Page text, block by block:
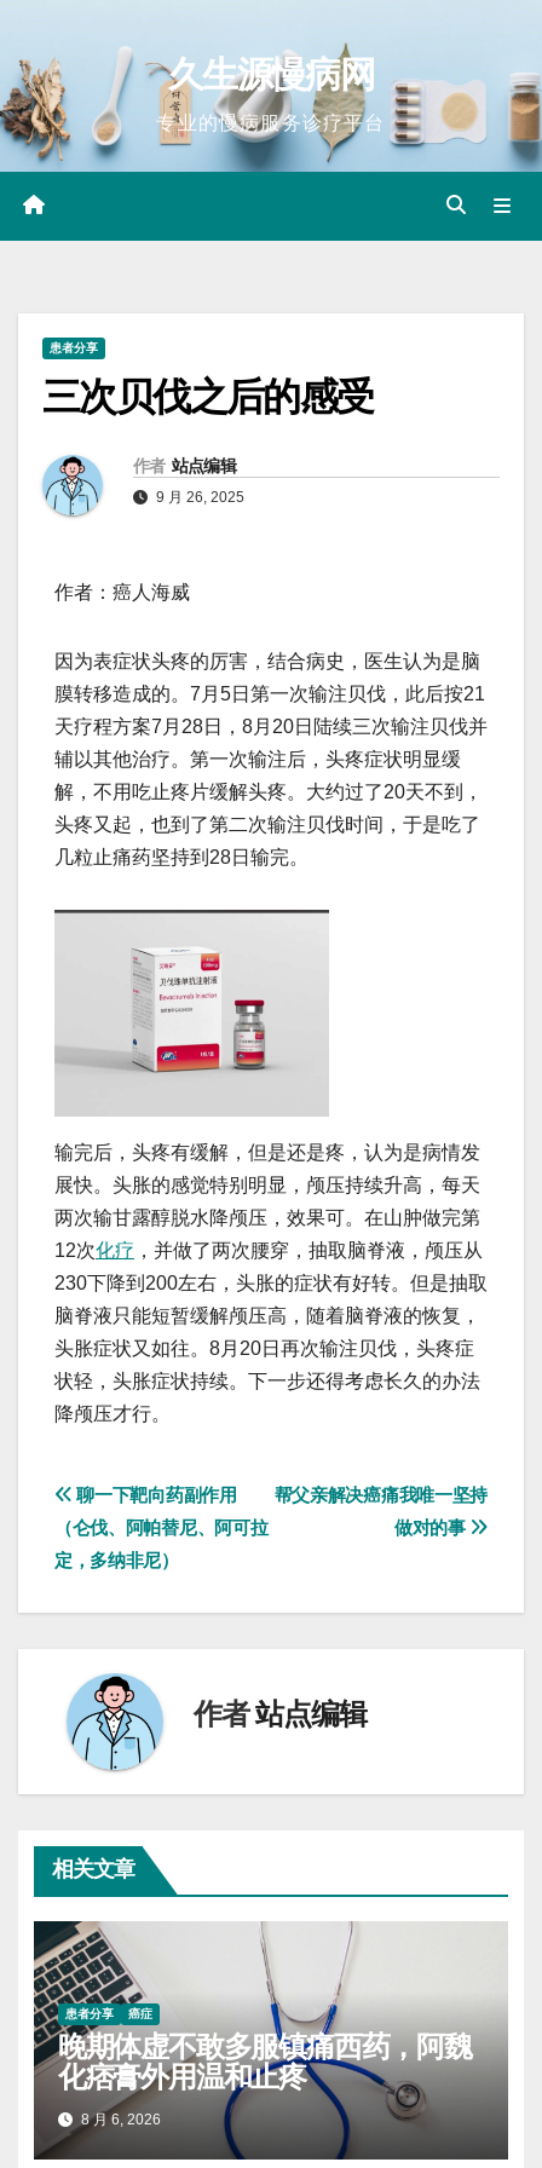
content
久生源慢病网
专业的慢病服务诊疗平台
患者分享
三次贝伐之后的感受
作者 站点编辑
9 月 26, 2025
作者：癌人海威
因为表症状头疼的厉害，结合病史，医生认为是脑
膜转移造成的。7月5日第一次输注贝伐，此后按21
天疗程方案7月28日，8月20日陆续三次输注贝伐并
辅以其他治疗。第一次输注后，头疼症状明显缓
解，不用吃止疼片缓解头疼。大约过了20天不到，
头疼又起，也到了第二次输注贝伐时间，于是吃了
几粒止痛药坚持到28日输完。
输完后，头疼有缓解，但是还是疼，认为是病情发
展快。头胀的感觉特别明显，颅压持续升高，每天
两次输甘露醇脱水降颅压，效果可。在山肿做完第
12次化疗 ，并做了两次腰穿，抽取脑脊液，颅压从
230下降到200左右，头胀的症状有好转。但是抽取
脑脊液只能短暂缓解颅压高，随着脑脊液的恢复，
头胀症状又如往。8月20日再次输注贝伐，头疼症
状轻，头胀症状持续。下一步还得考虑长久的办法
降颅压才行。
文
章
导
帮父亲解决癌痛我唯一坚持
做对的事
聊一下靶向药副作用
（仑伐、阿帕替尼、阿可拉
定，多纳非尼）
作者站点编辑
相关文章
患者分享 癌症
晚期体虚不敢多服镇痛西药，阿魏
化痞膏外用温和止疼
8 月 6, 2026